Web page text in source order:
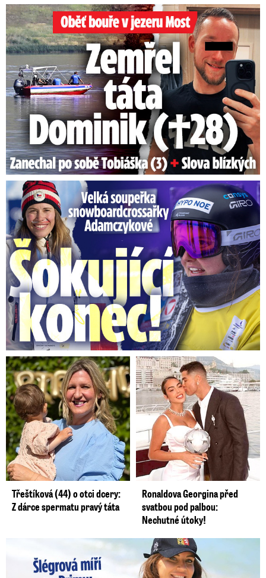
Oběť bouře v jezeru Most: Zemřel táta Dominik (†28)
Velká soupeřka Adamczykové: Šokující konec!
Třeštíková (44) o otci dcery:
Z dárce spermatu pravý táta
Ronaldova Georgina před
svatbou pod palbou:
Nechutné útoky!
Lucie Šlégrová míří na Primu. Překvapení pro sporťáky!